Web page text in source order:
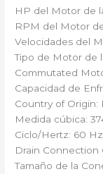
HP del Motor de
RPM del Motor
Velocidades del
Tipo de Motor de
Commutated
Capacidad de
Country of Origin:
Medida cúbica:
Ciclo/Hertz: 60 Hz
Drain Connection
Tamaño de la